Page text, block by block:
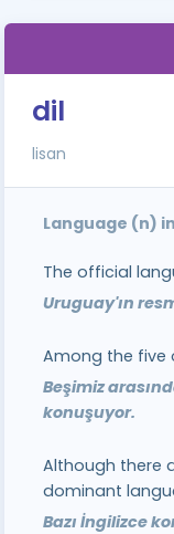
dil
lisan
Language (n)
The official
Uruguay'ın
Among the five
Beşimiz
konuşuyor.
Although there
dominant
Bazı İngilizce